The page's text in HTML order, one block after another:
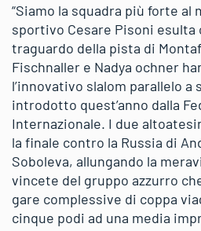
“Siamo la squadra più forte al
sportivo Cesare Pisoni esulta
traguardo della pista di
Fischnaller e Nadya ochner
l’innovativo slalom parallelo a
introdotto quest’anno dalla
Internazionale. I due
la finale contro la Russia di
Soboleva, allungando la
vincete del gruppo azzurro
gare complessive di coppa
cinque podi ad una media